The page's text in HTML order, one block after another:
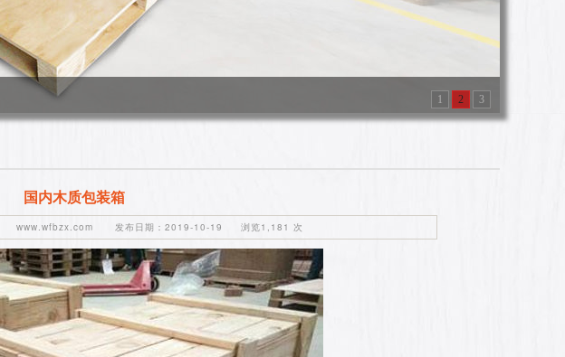
1 2 3
国内木质包装箱
www.wfbzx.com 发布日期：2019-10-19 浏览1,181 次